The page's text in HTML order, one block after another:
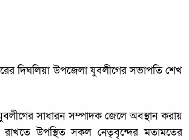
দিঘলিয়া উপজেলা যুবলীগের সভাপতি শেখ
সাধারন সম্পাদক জেলে অবস্থান করায়
রাখতে উপস্থিত সকল নেতৃবৃন্দের মতামতের